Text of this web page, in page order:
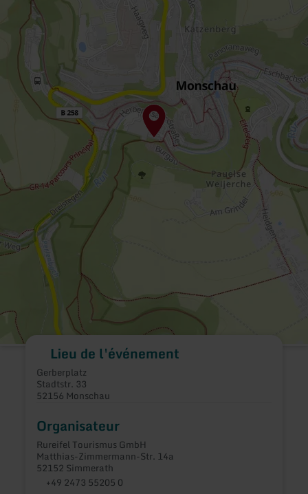
Lieu de l'événement
Gerberplatz
Stadtstr. 33
52156 Monschau
Organisateur
Rureifel Tourismus GmbH
Matthias-Zimmermann-Str. 14a
52152 Simmerath
+49 2473 55205 0